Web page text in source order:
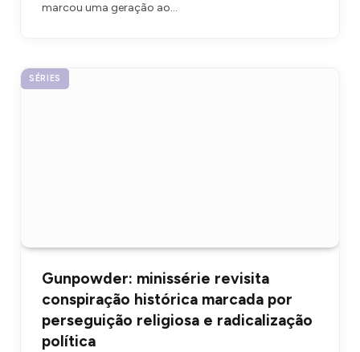
marcou uma geração ao…
SÉRIES
Gunpowder: minissérie revisita
conspiração histórica marcada por
perseguição religiosa e radicalização
política